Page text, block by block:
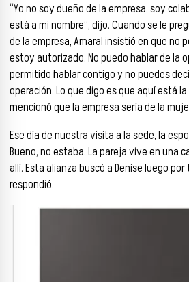
“Yo no soy dueño de la empresa. soy
está a mi nombre”, dijo. Cuando se le
de la empresa, Amaral insistió en que no
estoy autorizado. No puedo hablar de la
permitido hablar contigo y no puedes
operación. Lo que digo es que aquí está
mencionó que la empresa sería de la
Ese día de nuestra visita a la sede, la
Bueno, no estaba. La pareja vive en una
allí. Esta alianza buscó a Denise luego
respondió.